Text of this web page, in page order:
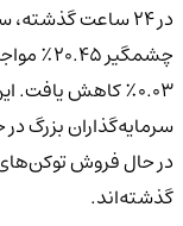
در ۲۴ ساعت
چشمگیر
۰.۰۳٪ کاهش یافت.
سرمایه‌گذاران بزرگ
گذشته‌اند.